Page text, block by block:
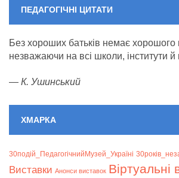
ПЕДАГОГІЧНІ ЦИТАТИ
Без хороших батьків немає хорошого
незважаючи на всі школи, інститути й
— К. Ушинський
ХМАРКА
30подій_ПедагогічнийМузей_Україні
Bиставки Анонси виставок Віртуальні